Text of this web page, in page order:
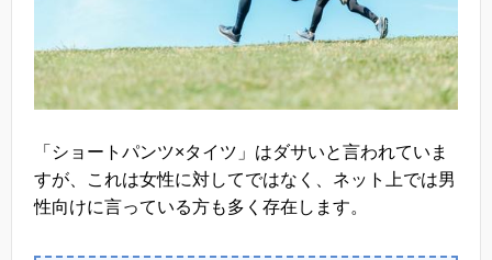
「ショートパンツ×タイツ」はダサいと言われていま
すが、これは女性に対してではなく、ネット上では男
性向けに言っている方も多く存在します。